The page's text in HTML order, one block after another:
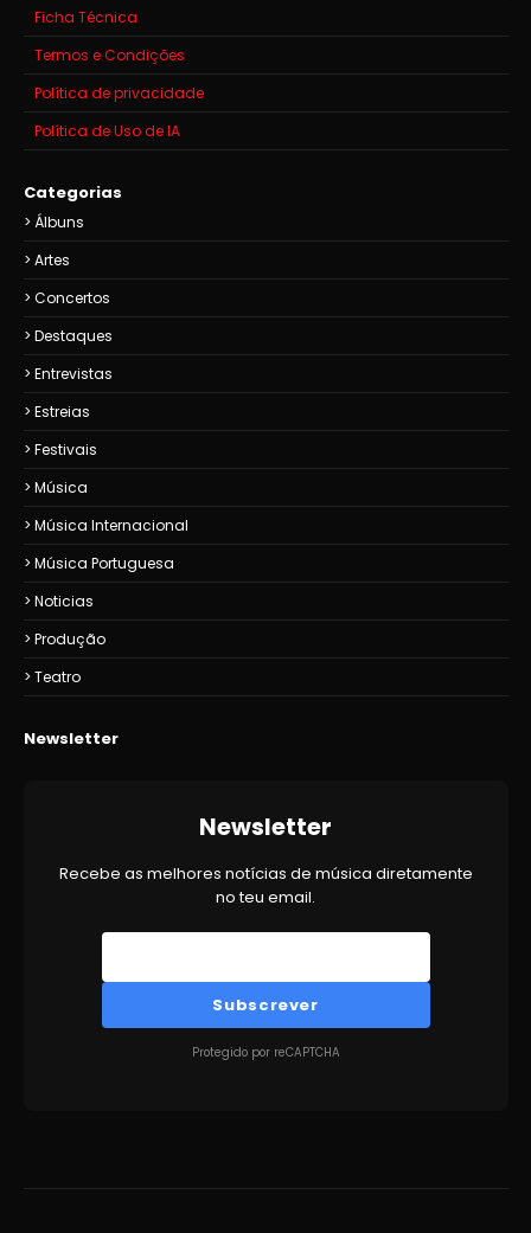
Ficha Técnica
Termos e Condições
Política de privacidade
Política de Uso de IA
Categorias
Álbuns
Artes
Concertos
Destaques
Entrevistas
Estreias
Festivais
Música
Música Internacional
Música Portuguesa
Noticias
Produção
Teatro
Newsletter
Newsletter
Recebe as melhores notícias de música diretamente
no teu email.
Subscrever
Protegido por reCAPTCHA